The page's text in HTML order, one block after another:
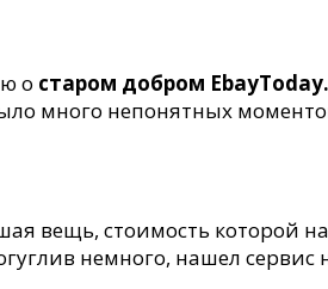
о старом добром
много непонятных
вещь, стоимость которой
немного, нашел сервис